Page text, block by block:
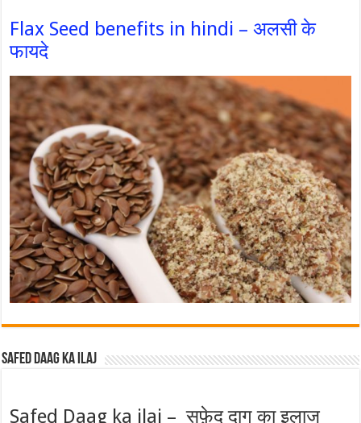
Flax Seed benefits in hindi – अलसी के
फायदे
Safed Daag ka ilaj
Safed Daag ka ilaj – सफ़ेद दाग का इलाज